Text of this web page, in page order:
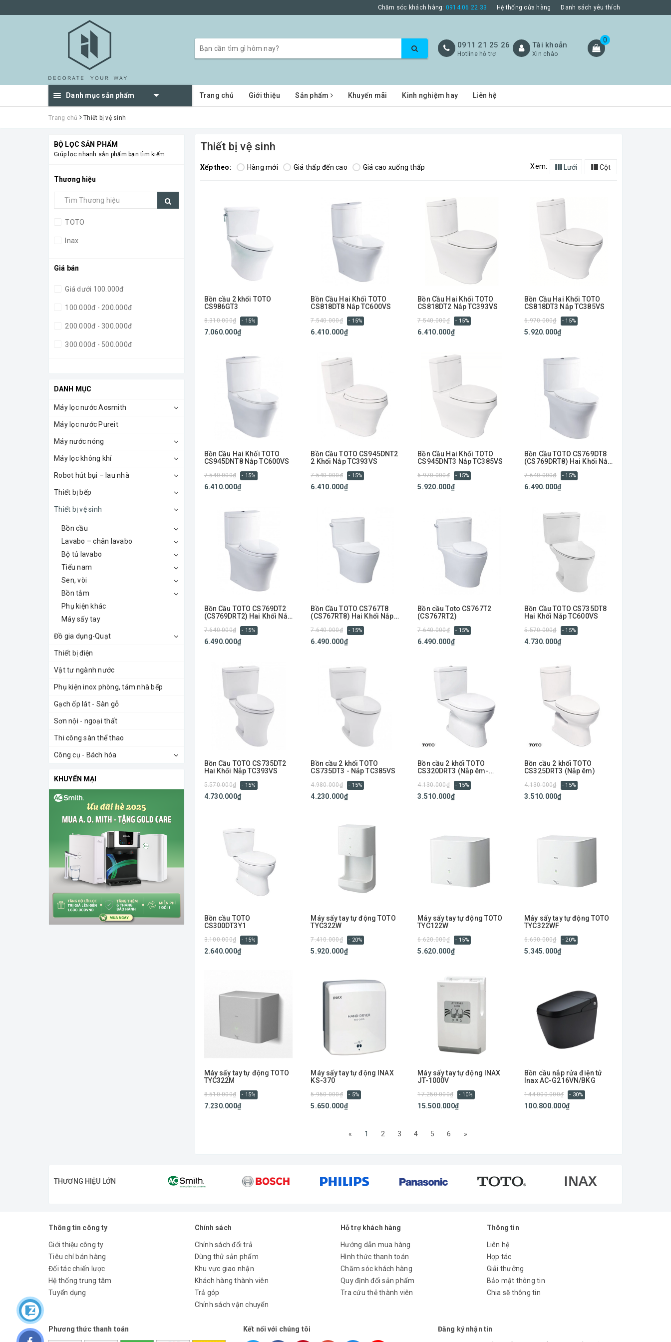
Chăm sóc khách hàng: 0914 06 22 33 Hệ thống cửa hàng Danh sách yêu thích
0911 21 25 26
Hotline hỗ trợ
Tài khoản
Xin chào
0
Danh mục sản phẩm Trang chủ Giới thiệu Sản phẩm Khuyến mãi Kinh nghiệm hay Liên hệ
Trang chủ Thiết bị vệ sinh
BỘ LỌC SẢN PHẨM
Giúp lọc nhanh sản phẩm bạn tìm kiếm
Thương hiệu
TOTO
Inax
Giá bán
Giá dưới 100.000đ
100.000đ - 200.000đ
200.000đ - 300.000đ
300.000đ - 500.000đ
DANH MỤC
Máy lọc nước Aosmith
Máy lọc nước Pureit
Máy nước nóng
Máy lọc không khí
Robot hút bụi – lau nhà
Thiết bị bếp
Thiết bị vệ sinh
Bồn cầu
Lavabo – chân lavabo
Bộ tủ lavabo
Tiểu nam
Sen, vòi
Bồn tắm
Phụ kiện khác
Máy sấy tay
Đồ gia dụng-Quạt
Thiết bị điện
Vật tư ngành nước
Phụ kiện inox phòng, tắm nhà bếp
Gạch ốp lát - Sàn gỗ
Sơn nội - ngoại thất
Thi công sàn thể thao
Công cụ - Bách hóa
KHUYẾN MẠI
Thiết bị vệ sinh
Xếp theo: Hàng mới Giá thấp đến cao Giá cao xuống thấp Xem: Lưới Cột
Bồn cầu 2 khối TOTO
CS986GT3
8.310.000₫ - 15%
7.060.000₫
Bồn Cầu Hai Khối TOTO
CS818DT8 Nắp TC600VS
7.540.000₫ - 15%
6.410.000₫
Bồn Cầu Hai Khối TOTO
CS818DT2 Nắp TC393VS
7.540.000₫ - 15%
6.410.000₫
Bồn Cầu Hai Khối TOTO
CS818DT3 Nắp TC385VS
6.970.000₫ - 15%
5.920.000₫
Bồn Cầu Hai Khối TOTO
CS945DNT8 Nắp TC600VS
7.540.000₫ - 15%
6.410.000₫
Bồn Cầu TOTO CS945DNT2
2 Khối Nắp TC393VS
7.540.000₫ - 15%
6.410.000₫
Bồn Cầu Hai Khối TOTO
CS945DNT3 Nắp TC385VS
6.970.000₫ - 15%
5.920.000₫
Bồn Cầu TOTO CS769DT8
(CS769DRT8) Hai Khối Nắp
7.640.000₫ - 15%
6.490.000₫
Bồn Cầu TOTO CS769DT2
(CS769DRT2) Hai Khối Nắp
7.640.000₫ - 15%
6.490.000₫
Bồn Cầu TOTO CS767T8
(CS767RT8) Hai Khối Nắp
7.640.000₫ - 15%
6.490.000₫
Bồn cầu Toto CS767T2
(CS767RT2)
7.640.000₫ - 15%
6.490.000₫
Bồn Cầu TOTO CS735DT8
Hai Khối Nắp TC600VS
5.570.000₫ - 15%
4.730.000₫
Bồn Cầu TOTO CS735DT2
Hai Khối Nắp TC393VS
5.570.000₫ - 15%
4.730.000₫
Bồn cầu 2 khối TOTO
CS735DT3 - Nắp TC385VS
4.980.000₫ - 15%
4.230.000₫
Bồn cầu 2 khối TOTO
CS320DRT3 (Nắp êm-
4.130.000₫ - 15%
3.510.000₫
Bồn cầu 2 khối TOTO
CS325DRT3 (Nắp êm)
4.130.000₫ - 15%
3.510.000₫
Bồn cầu TOTO
CS300DT3Y1
3.100.000₫ - 15%
2.640.000₫
Máy sấy tay tự động TOTO
TYC322W
7.410.000₫ - 20%
5.920.000₫
Máy sấy tay tự động TOTO
TYC122W
6.620.000₫ - 15%
5.620.000₫
Máy sấy tay tự động TOTO
TYC322WF
6.690.000₫ - 20%
5.345.000₫
Máy sấy tay tự động TOTO
TYC322M
8.510.000₫ - 15%
7.230.000₫
Máy sấy tay tự động INAX
KS-370
5.950.000₫ - 5%
5.650.000₫
Máy sấy tay tự động INAX
JT-1000V
17.250.000₫ - 10%
15.500.000₫
Bồn cầu nắp rửa điện tử
Inax AC-G216VN/BKG
144.000.000₫ - 30%
100.800.000₫
« 1 2 3 4 5 6 »
THƯƠNG HIỆU LỚN
Thông tin công ty
Giới thiệu công ty
Tiêu chí bán hàng
Đối tác chiến lược
Hệ thống trung tâm
Tuyển dụng
Chính sách
Chính sách đổi trả
Dùng thử sản phẩm
Khu vực giao nhận
Khách hàng thành viên
Trả góp
Chính sách vận chuyển
Hỗ trợ khách hàng
Hướng dẫn mua hàng
Hình thức thanh toán
Chăm sóc khách hàng
Quy định đổi sản phẩm
Tra cứu thẻ thành viên
Thông tin
Liên hệ
Hợp tác
Giải thưởng
Bảo mật thông tin
Chia sẽ thông tin
Phương thức thanh toán Kết nối với chúng tôi
Đăng ký nhận tin